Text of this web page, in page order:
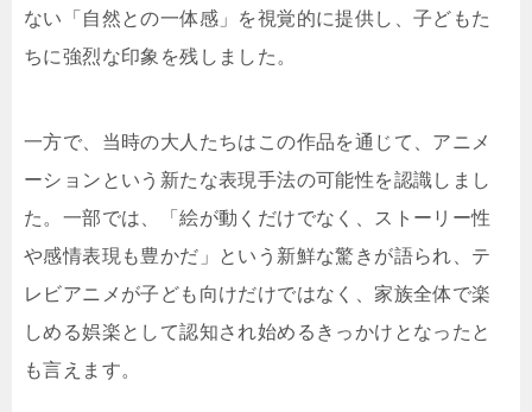
ない「自然との一体感」を視覚的に提供し、子どもた
ちに強烈な印象を残しました。
一方で、当時の大人たちはこの作品を通じて、アニメ
ーションという新たな表現手法の可能性を認識しまし
た。一部では、「絵が動くだけでなく、ストーリー性
や感情表現も豊かだ」という新鮮な驚きが語られ、テ
レビアニメが子ども向けだけではなく、家族全体で楽
しめる娯楽として認知され始めるきっかけとなったと
も言えます。